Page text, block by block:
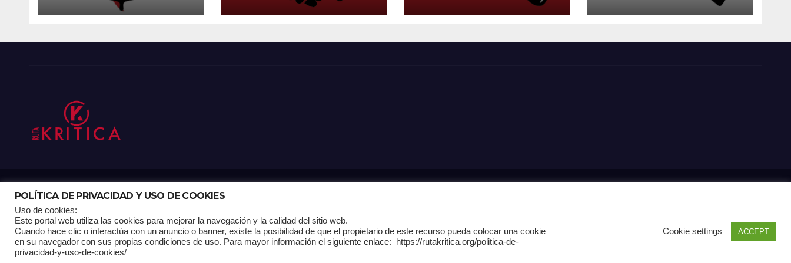
Funciona gracias a WordPress |Tema: Newsup deThemeansar
Mantenido por: Proyelink
POLÍTICA DE PRIVACIDAD Y USO DE COOKIES
POLÍTICA DE PRIVACIDAD Y USO DE COOKIES
Uso de cookies:
Este portal web utiliza las cookies para mejorar la navegación y la calidad del sitio web.
Cuando hace clic o interactúa con un anuncio o banner, existe la posibilidad de que el propietario de este recurso pueda colocar una cookie
en su navegador con sus propias condiciones de uso. Para mayor información el siguiente enlace: https://rutakritica.org/politica-de-
privacidad-y-uso-de-cookies/
Cookie settings ACCEPT